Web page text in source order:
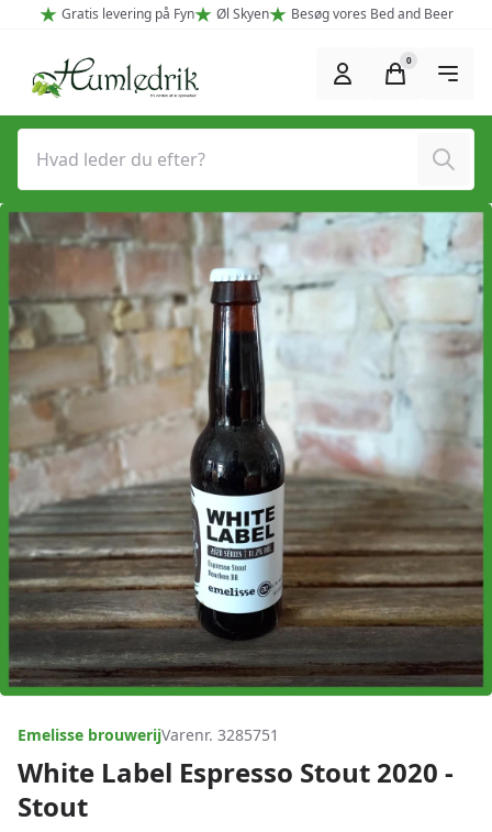
Spring til hovedindhold (Tryk Enter)
Gratis levering på Fyn Øl Skyen Besøg vores Bed and Beer
Søg
0
Emelisse brouwerijVarenr. 3285751
White Label Espresso Stout 2020 -
Stout